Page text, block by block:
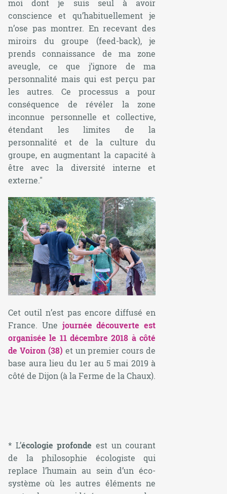
moi dont je suis seul à avoir
conscience et qu’habituellement je
n’ose pas montrer. En recevant des
miroirs du groupe (feed-back), je
prends connaissance de ma zone
aveugle, ce que j’ignore de ma
personnalité mais qui est perçu par
les autres. Ce processus a pour
conséquence de révéler la zone
inconnue personnelle et collective,
étendant les limites de la
personnalité et de la culture du
groupe, en augmentant la capacité à
être avec la diversité interne et
externe."
Cet outil n’est pas encore diffusé en
France. Une journée découverte est
organisée le 11 décembre 2018 à côté
de Voiron (38) et un premier cours de
base aura lieu du 1er au 5 mai 2019 à
côté de Dijon (à la Ferme de la Chaux).
* L’écologie profonde est un courant
de la philosophie écologiste qui
replace l’humain au sein d’un éco-
système où les autres éléments ne